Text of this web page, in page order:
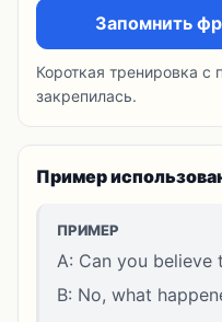
Запомнить
Короткая тренировка с
закрепилась.
Пример
ПРИМЕР
A: Can you believe
B: No, what